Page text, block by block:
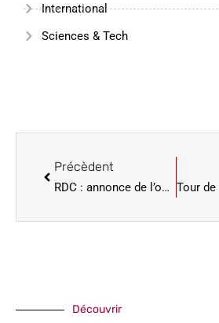
International
Sciences & Tech
Précèdent
RDC : annonce de l’ouverture du procès pour « crime contre la paix » de l’ex-président Kabila
Découvrir